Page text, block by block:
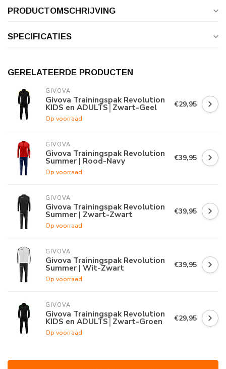
PRODUCTOMSCHRIJVING
SPECIFICATIES
GERELATEERDE PRODUCTEN
GIVOVA
Givova Trainingspak Revolution
KIDS en ADULTS│Zwart-Geel
Op voorraad
€29,95
GIVOVA
Givova Trainingspak Revolution
Summer | Rood-Navy
Op voorraad
€39,95
GIVOVA
Givova Trainingspak Revolution
Summer | Zwart-Zwart
Op voorraad
€39,95
GIVOVA
Givova Trainingspak Revolution
Summer | Wit-Zwart
Op voorraad
€39,95
GIVOVA
Givova Trainingspak Revolution
KIDS en ADULTS│Zwart-Groen
Op voorraad
€29,95